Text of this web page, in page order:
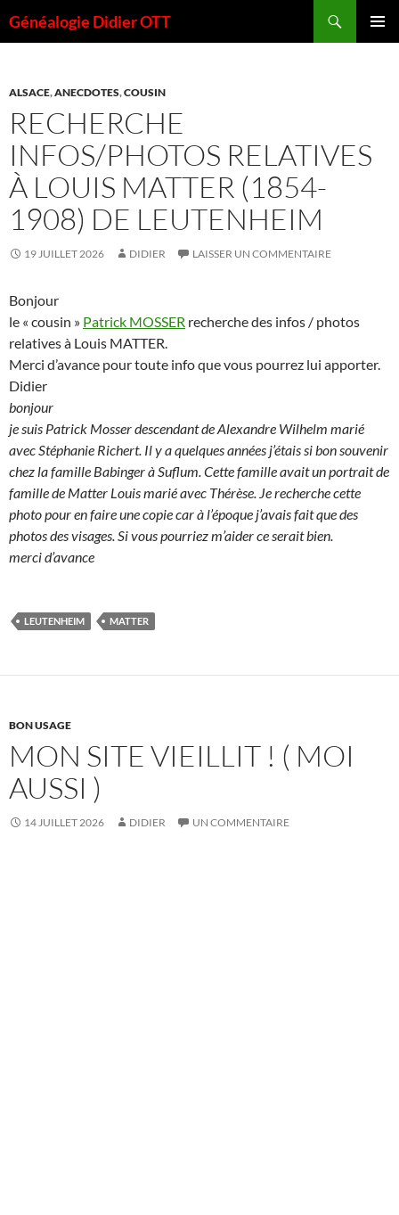
auGénéalogie Didier OTT
ALSACE,ANECDOTES,COUSIN
RECHERCHE
INFOS/PHOTOS RELATIVES
À LOUIS MATTER (1854-
1908) DE LEUTENHEIM
19 JUILLET 2026 DIDIER LAISSER UN COMMENTAIRE
Bonjour
le « cousin » Patrick MOSSER recherche des infos / photos
relatives à Louis MATTER.
Merci d’avance pour toute info que vous pourrez lui apporter.
Didier
bonjour
je suis Patrick Mosser descendant de Alexandre Wilhelm marié
avec Stéphanie Richert. Il y a quelques années j’étais si bon souvenir
chez la famille Babinger à Suflum. Cette famille avait un portrait de
famille de Matter Louis marié avec Thérèse. Je recherche cette
photo pour en faire une copie car à l’époque j’avais fait que des
photos des visages. Si vous pourriez m’aider ce serait bien.
merci d’avance
LEUTENHEIM MATTER
BON USAGE
MON SITE VIEILLIT ! ( MOI
AUSSI )
14 JUILLET 2026 DIDIER UN COMMENTAIRE